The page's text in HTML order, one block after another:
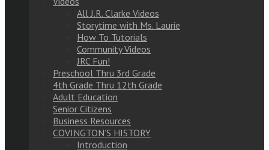
All J.R. Clarke Videos
Storytime with Ms. Laurie
How To Tutorials
Community Videos
JRC Fun!
Preschool Thru 3rd Grade
4th Grade Thru 12th Grade
Adult Education
Senior Citizens
Business Resources
COVINGTON’S HISTORY
Introduction